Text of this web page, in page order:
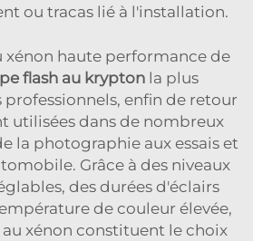
ou tracas lié à l'installation.
xénon haute performance de
flash au krypton la plus
enfin de retour
utilisées dans de nombreux
la photographie aux essais et
Grâce à des niveaux
des durées d'éclairs
de couleur élevée,
au xénon constituent le choix